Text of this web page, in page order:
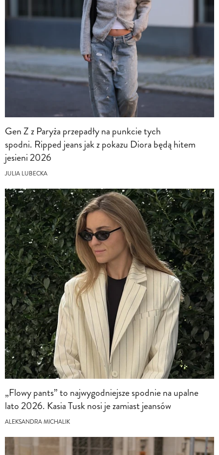
Gen Z z Paryża przepadły na punkcie tych
spodni. Ripped jeans jak z pokazu Diora będą hitem
jesieni 2026
JULIA LUBECKA
„Flowy pants” to najwygodniejsze spodnie na upalne
lato 2026. Kasia Tusk nosi je zamiast jeansów
ALEKSANDRA MICHALIK